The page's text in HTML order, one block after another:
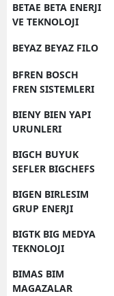
BETAE BETA ENERJI
VE TEKNOLOJI
BEYAZ BEYAZ FILO
BFREN BOSCH
FREN SISTEMLERI
BIENY BIEN YAPI
URUNLERI
BIGCH BUYUK
SEFLER BIGCHEFS
BIGEN BIRLESIM
GRUP ENERJI
BIGTK BIG MEDYA
TEKNOLOJI
BIMAS BIM
MAGAZALAR